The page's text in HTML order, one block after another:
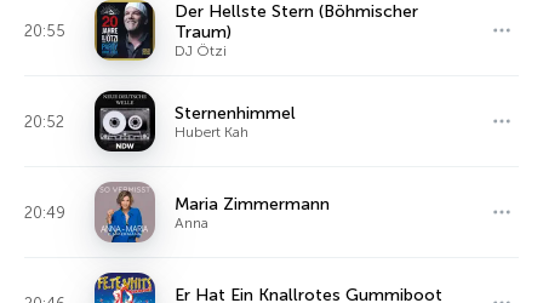
20:55
Der Hellste Stern (Böhmischer
Traum)
DJ Ötzi
20:52 Sternenhimmel
Hubert Kah
20:49 Maria Zimmermann
Anna
Er Hat Ein Knallrotes Gummiboot